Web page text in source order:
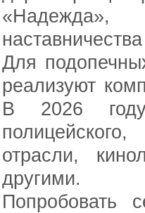
«Надежда»,
Для
реализуют
В 2026 году
отрасли,
другими.
Попробовать